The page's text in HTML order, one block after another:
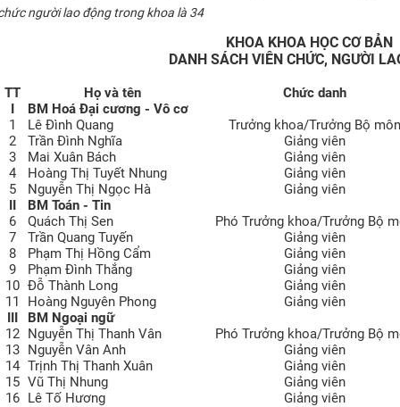
ĐẢM BẢO CHẤT LƯỢNG
KHOA HỌC CÔNG NGHỆ
HTQT
CỰU NGƯỜI HỌC
người lao động trong khoa là 34
KHOA KHOA HỌC CƠ BẢN
DANH SÁCH VIÊN CHỨC, NGƯỜI
TT Họ và tên
Chức danh
I
BM Hoá Đại cương - Vô cơ
1
Lê Đình Quang
Trưởng khoa/Trưởng Bộ môn
2
Trần Đình Nghĩa
Giảng viên
3
Mai Xuân Bách
Giảng viên
4
Hoàng Thị Tuyết Nhung
Giảng viên
5
Nguyễn Thị Ngọc Hà
Giảng viên
II
BM Toán - Tin
6
Quách Thị Sen
Phó Trưởng khoa/Trưởng Bộ
7
Trần Quang Tuyến
Giảng viên
8
Phạm Thị Hồng Cẩm
Giảng viên
9
Phạm Đình Thắng
Giảng viên
10 Đỗ Thành Long
Giảng viên
11
Hoàng Nguyên Phong
Giảng viên
III
BM Ngoại ngữ
12 Nguyễn Thị Thanh Vân
Phó Trưởng khoa/Trưởng Bộ
13 Nguyễn Vân Anh
Giảng viên
14 Trịnh Thị Thanh Xuân
Giảng viên
15 Vũ Thị Nhung
Giảng viên
16 Lê Tố Hương
Giảng viên